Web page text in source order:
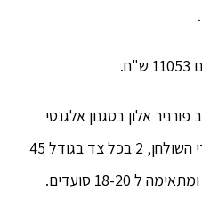
פורניר אלון בסגנון אלגנטי
ועכשווי. 4 הרחבות נשלפות מצידי השולחן, 2 בכל צד בגודל 45